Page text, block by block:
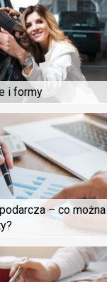
i formy
– co można